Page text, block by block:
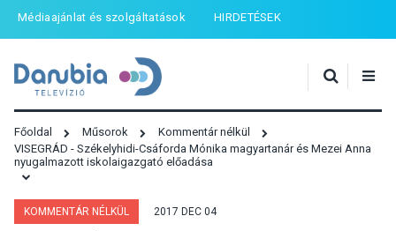
Médiaajánlat és szolgáltatások HIRDETÉSEK
Főoldal Műsorok
Kommentár nélkül
VISEGRÁD - Székelyhidi-Csáforda Mónika magyartanár és Mezei Anna
nyugalmazott iskolaigazgató előadása
KOMMENTÁR NÉLKÜL 2017 DEC 04